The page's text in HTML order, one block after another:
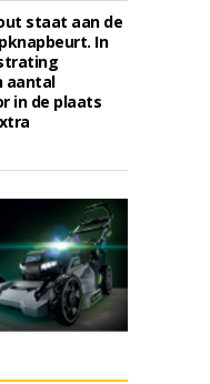
staat aan de
In
aantal
in de plaats